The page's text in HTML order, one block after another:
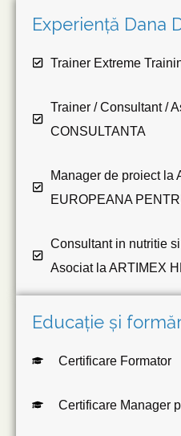
Experiență Dana
Trainer Extreme
Trainer / Consultant /
CONSULTANTA
Manager de proiect la
EUROPEANA
Consultant in nutritie
Asociat la ARTIMEX
Educație și
Certificare Formator
Certificare Manager